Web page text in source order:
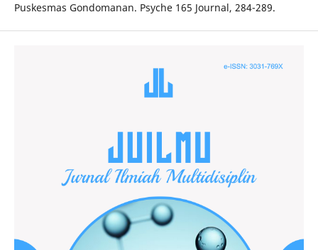
Puskesmas Gondomanan. Psyche 165 Journal, 284-289.